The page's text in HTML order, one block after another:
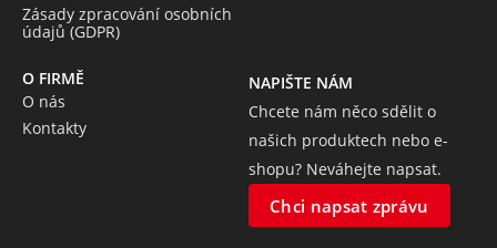
Zásady zpracování osobních
údajů (GDPR)
O FIRMĚ
O nás
Kontakty
NAPIŠTE NÁM
Chcete nám něco sdělit o
našich produktech nebo e-
shopu? Neváhejte napsat.
Chci napsat zprávu